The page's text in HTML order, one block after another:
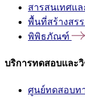
สารสนเทศแ
พื้นที่สร้างสร
พิพิธภัณฑ์
บริการทดสอบและ
ศูนย์ทดสอบท